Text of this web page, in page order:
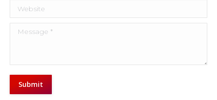
Website
Message *
Submit